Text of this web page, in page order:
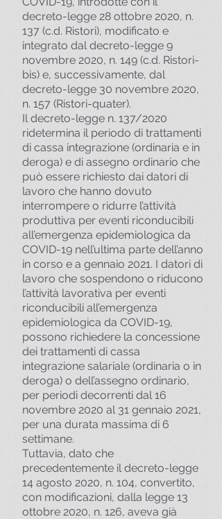
decreto-legge 28 ottobre 2020, n.
137 (c.d. Ristori), modificato e
integrato dal decreto-legge 9
novembre 2020, n. 149 (c.d. Ristori-
bis) e, successivamente, dal
decreto-legge 30 novembre 2020,
n. 157 (Ristori-quater).
Il decreto-legge n. 137/2020
ridetermina il periodo di trattamenti
di cassa integrazione (ordinaria e in
deroga) e di assegno ordinario che
può essere richiesto dai datori di
lavoro che hanno dovuto
interrompere o ridurre l’attività
produttiva per eventi riconducibili
all’emergenza epidemiologica da
COVID-19 nell’ultima parte dell’anno
in corso e a gennaio 2021. I datori di
lavoro che sospendono o riducono
l’attività lavorativa per eventi
riconducibili all’emergenza
epidemiologica da COVID-19,
possono richiedere la concessione
dei trattamenti di cassa
integrazione salariale (ordinaria o in
deroga) o dell’assegno ordinario,
per periodi decorrenti dal 16
novembre 2020 al 31 gennaio 2021,
per una durata massima di 6
settimane.
Tuttavia, dato che
precedentemente il decreto-legge
14 agosto 2020, n. 104, convertito,
con modificazioni, dalla legge 13
ottobre 2020, n. 126, aveva già